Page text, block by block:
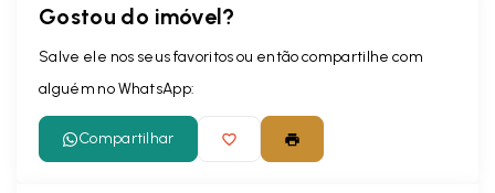
Gostou do imóvel?
Salve ele nos seus favoritos ou então compartilhe com
alguém no WhatsApp:
Compartilhar